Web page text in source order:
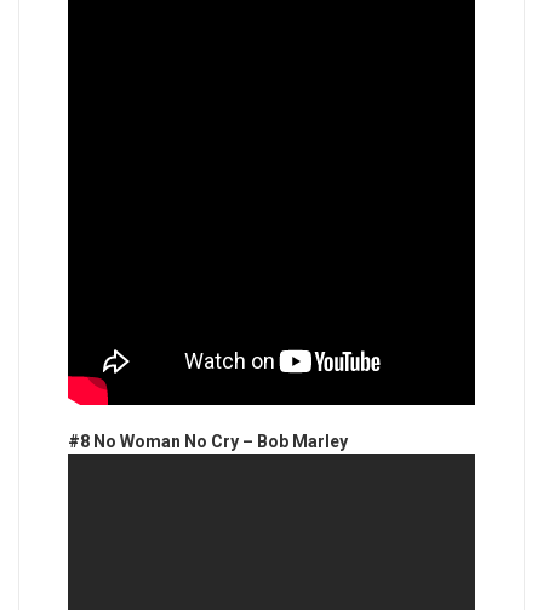
#8 No Woman No Cry – Bob Marley